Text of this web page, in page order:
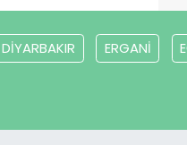
DİYARBAKIR ERGANİ